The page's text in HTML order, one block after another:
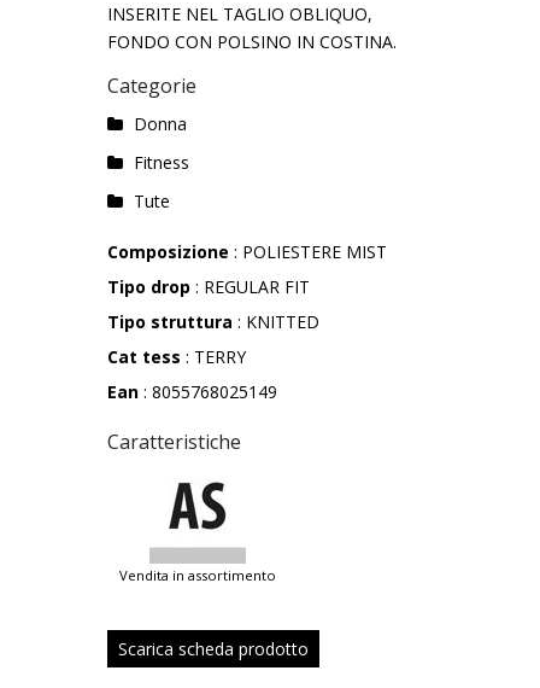
INSERITE NEL TAGLIO OBLIQUO,
FONDO CON POLSINO IN COSTINA.
Categorie
Donna
Fitness
Tute
Composizione : POLIESTERE MIST
Tipo drop : REGULAR FIT
Tipo struttura : KNITTED
Cat tess : TERRY
Ean : 8055768025149
Caratteristiche
vendita in assortimento
Scarica scheda prodotto